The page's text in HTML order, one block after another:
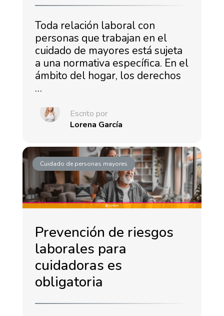
Toda relación laboral con
personas que trabajan en el
cuidado de mayores está sujeta
a una normativa específica. En el
ámbito del hogar, los derechos
…
Escrito por
Lorena García
Cuidado de personas mayores
Prevención de riesgos
laborales para
cuidadoras es
obligatoria